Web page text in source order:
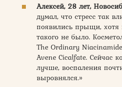
Алексей, 28 лет,
думал, что стресс так
появились прыщи, хотя
такого не было.
The Ordinary
Avene Cicalfate. Сейчас
лучше, воспаления
выровнялся.»